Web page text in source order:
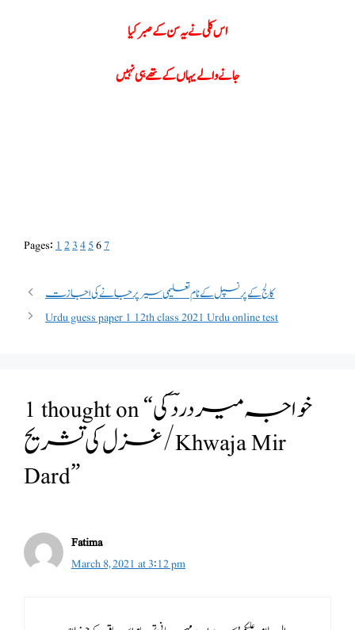
اس کلی نے یہ سن کے صبر کیا
جانے والے یہاں کے تھے ہی نہیں
Pages:1234567
کالج کے پرنسپل کے نام تعلیمی سیر پر جانے کی اجازت
Urdu guess paper 1 12th class 2021 Urdu online test
1 thought on “خواجہ میر درد ؔ کی
غزل کی تشریح/Khwaja Mir
Dard”
Fatima
March 8, 2021 at 3:12 pm